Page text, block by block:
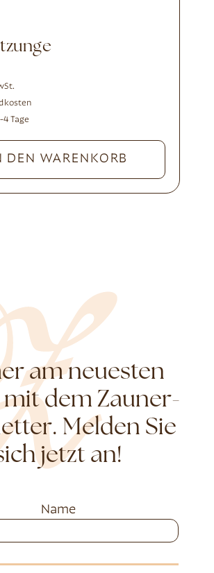
4 Tage
DEN WARENKORB
am neuesten
mit dem Zauner-
Melden Sie
jetzt an!
Name